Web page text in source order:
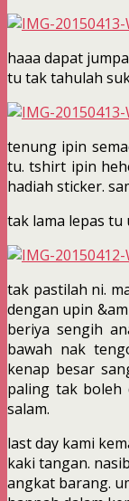
haaa dapat
tu tak tahulah
tenung ipin
tu. tshirt ipin
hadiah sticker.
tak lama lepas tu
tak pastilah ni.
dengan upin
beriya sengih
bawah nak
kenap besar
paling tak boleh
salam.
last day kami
kaki tangan.
angkat barang.